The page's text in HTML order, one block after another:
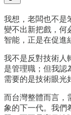
我想，老闆也不是
變不出新把戲，何
智能，正是在促進
我不是反對技術人
是管理職；但我認
需要的是技術眼光
而台灣整體而言，
象的下一代。我們